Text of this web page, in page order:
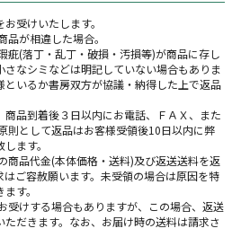
受けいたします。
が相違した場合。
(落丁・乱丁・破損・汚損等)が商品に存し
なシミなどは明記していない場合もありま
いるか書房双方が協議・納得した上で返品
品到着後３日以内にお電話、ＦＡＸ、また
則として返品はお客様受領後10日以内に弊
ます。
品代金(本体価格・送料)及び返送送料を返
ご容赦願います。未受領の場合は原因を特
す。
けする場合もありますが、この場合、返送
だきます。なお、お届け時の送料は請求さ